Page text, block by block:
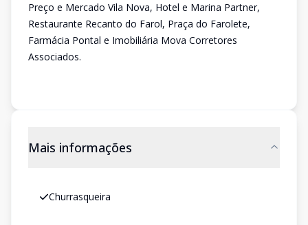
Preço e Mercado Vila Nova, Hotel e Marina Partner,
Restaurante Recanto do Farol, Praça do Farolete,
Farmácia Pontal e Imobiliária Mova Corretores
Associados.
Mais informações
Churrasqueira